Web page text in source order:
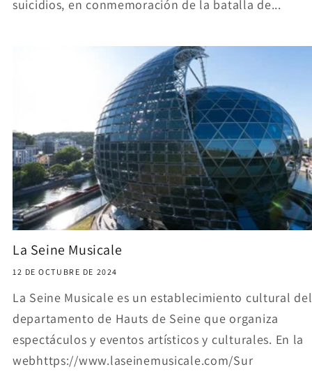
suicidios, en conmemoración de la batalla de...
La Seine Musicale
12 DE OCTUBRE DE 2024
La Seine Musicale es un establecimiento cultural del
departamento de Hauts de Seine que organiza
espectáculos y eventos artísticos y culturales. En la
webhttps://www.laseinemusicale.com/Sur